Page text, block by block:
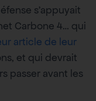
s’appuyait
Carbone 4… qui
article de leur
et qui devrait
passer avant les